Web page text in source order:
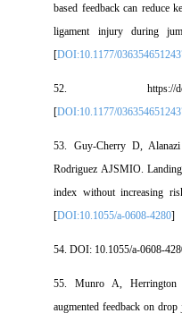
based feedback can
ligament injury during
[DOI:10.1177/
52. https://doi.org/
[DOI:10.1177/
53. Guy-Cherry D,
Rodriguez AJSMIO.
index without increasing
[DOI:10.1055/a-0608-4280
54. DOI: 10.1055/a-0608-
55. Munro A,
augmented feedback on